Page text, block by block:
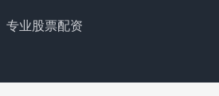
专业股票配资